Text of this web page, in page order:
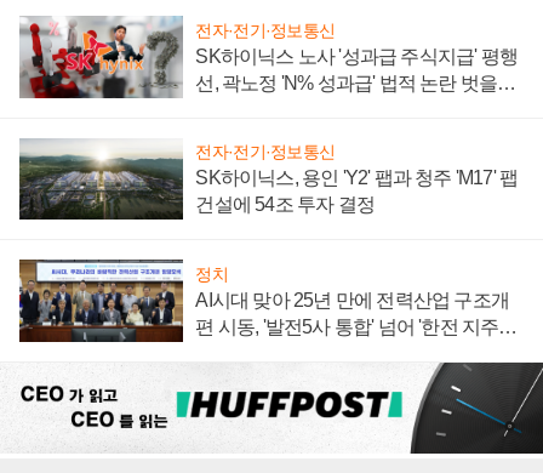
전자·전기·정보통신
SK하이닉스 노사 '성과급 주식지급' 평행
선, 곽노정 'N% 성과급' 법적 논란 벗을지
전자·전기·정보통신
SK하이닉스, 용인 'Y2' 팹과 청주 'M17' 팹
건설에 54조 투자 결정
정치
AI시대 맞아 25년 만에 전력산업 구조개
편 시동, '발전5사 통합' 넘어 '한전 지주사'